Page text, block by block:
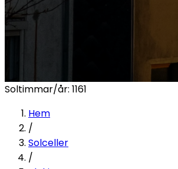
Soltimmar/år: 1161
Hem
/
Solceller
/